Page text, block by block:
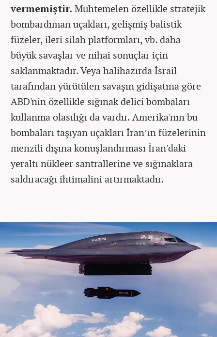
vermemiştir. Muhtemelen özellikle stratejik
bombardıman uçakları, gelişmiş balistik
füzeler, ileri silah platformları, vb. daha
büyük savaşlar ve nihai sonuçlar için
saklanmaktadır. Veya halihazırda İsrail
tarafından yürütülen savaşın gidişatına göre
ABD'nin özellikle sığınak delici bombaları
kullanma olasılığı da vardır. Amerika'nın bu
bombaları taşıyan uçakları İran’ın füzelerinin
menzili dışına konuşlandırması İran'daki
yeraltı nükleer santrallerine ve sığınaklara
saldıracağı ihtimalini artırmaktadır.